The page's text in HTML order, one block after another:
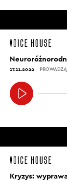
17.11.2022
Kryzys: